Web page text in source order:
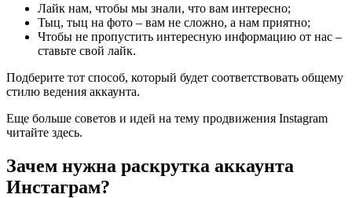
Лайк нам, чтобы мы знали, что вам интересно;
Тыц, тыц на фото – вам не сложно, а нам приятно;
Чтобы не пропустить интересную информацию от нас –
ставьте свой лайк.
Подберите тот способ, который будет соответствовать общему
стилю ведения аккаунта.
Еще больше советов и идей на тему продвижения Instagram
читайте здесь.
Зачем нужна раскрутка аккаунта
Инстаграм?